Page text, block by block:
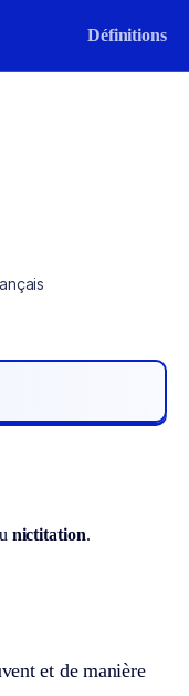
Définitions
nictitation.
et de manière